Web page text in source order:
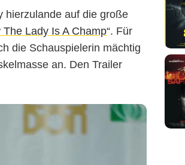
hierzulande auf die große
The Lady Is A Champ“. Für
die Schauspielerin mächtig
an. Den Trailer